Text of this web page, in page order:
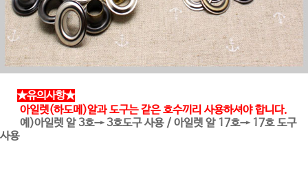
★유의사항★
아일렛(하도메)알과 도구는 같은 호수끼리 사용하셔야 합니다.
예)아일렛 알 3호→ 3호도구 사용 / 아일렛 알 17호→ 17호 도구
사용